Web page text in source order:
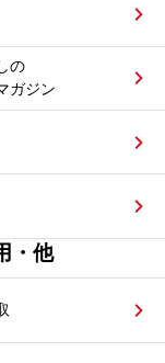
の
ガジン
・他